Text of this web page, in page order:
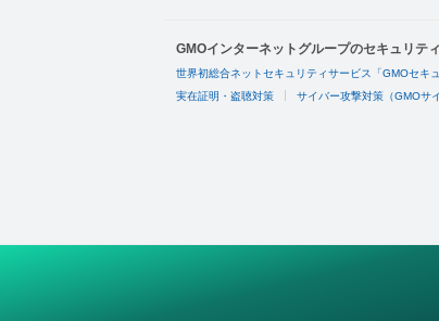
GMOインターネットグループのセキュリテ
世界初総合ネットセキュリティサービス「GMOセキ
実在証明・盗聴対策 サイバー攻撃対策（GMOサ